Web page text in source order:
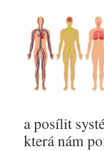
a posílit
která nám